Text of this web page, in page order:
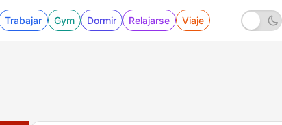
Trabajar Gym Dormir Relajarse Viaje